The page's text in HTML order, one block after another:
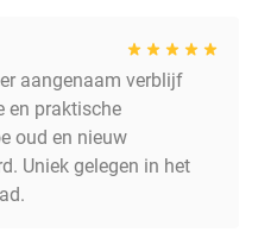
aangenaam verblijf
en praktische
oud en nieuw
Uniek gelegen in het